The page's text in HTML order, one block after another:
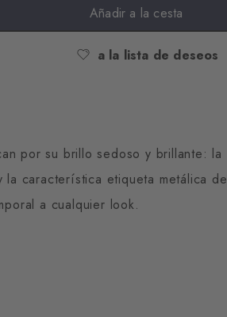
Añadir a la cesta
a la lista de deseos
por su brillo sedoso y brillante: la
característica etiqueta metálica de
a cualquier look.